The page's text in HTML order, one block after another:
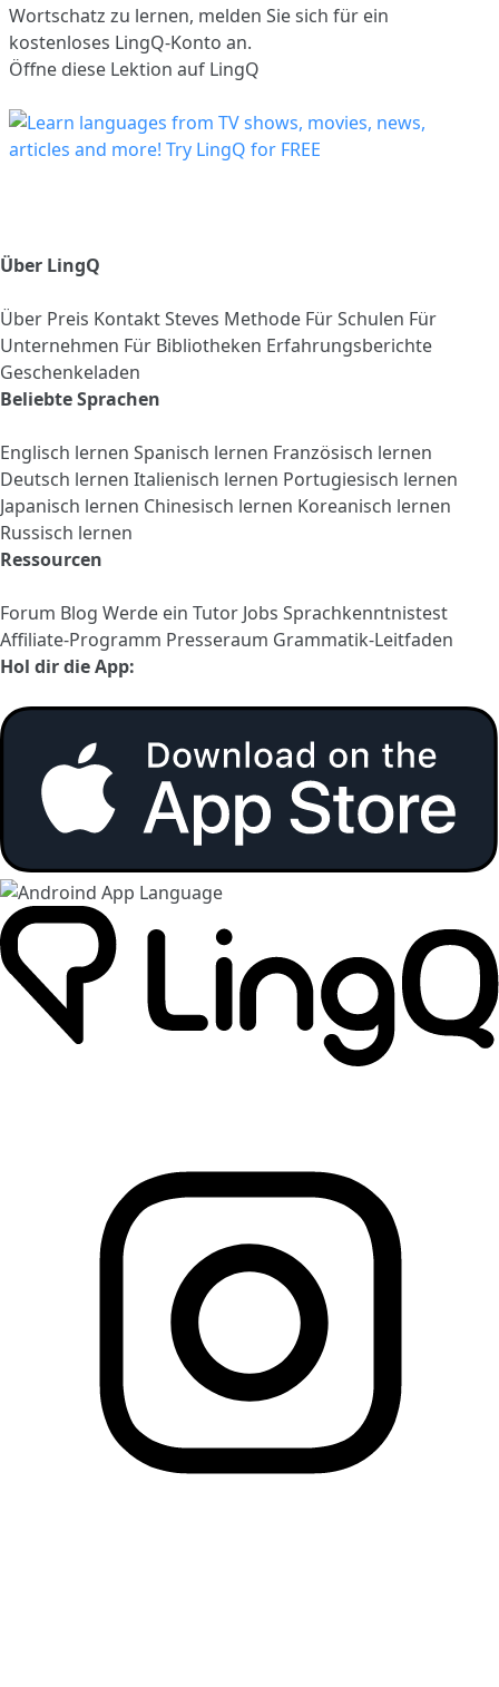
Wortschatz zu lernen, melden Sie sich für ein
kostenloses LingQ-Konto an.
Öffne diese Lektion auf LingQ
Über LingQ
Über Preis KontaktSteves Methode Für Schulen Für
Unternehmen Für Bibliotheken Erfahrungsberichte
Geschenkeladen
Beliebte Sprachen
Englisch lernen Spanisch lernen Französisch lernen
Deutsch lernen Italienisch lernen Portugiesisch lernen
Japanisch lernen Chinesisch lernen Koreanisch lernen
Russisch lernen
Ressourcen
Forum Blog Werde ein Tutor Jobs Sprachkenntnistest
Affiliate-Programm Presseraum Grammatik-Leitfaden
Hol dir die App: